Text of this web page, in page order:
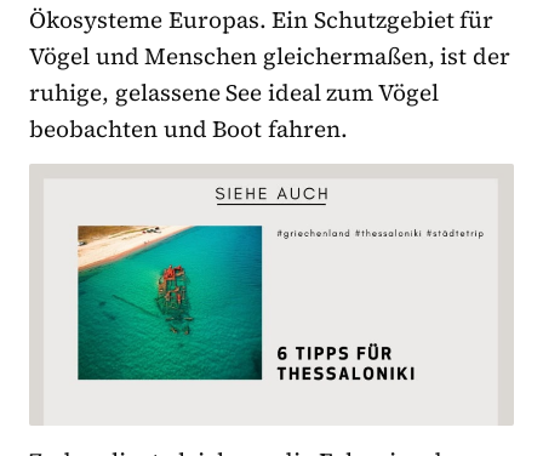
Ökosysteme Europas. Ein Schutzgebiet für
Vögel und Menschen gleichermaßen, ist der
ruhige, gelassene See ideal zum Vögel
beobachten und Boot fahren.